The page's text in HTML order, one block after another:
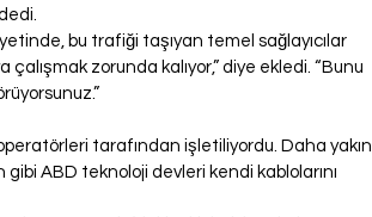
bu trafiği taşıyan temel sağlayıcılar
zorunda kalıyor,” diye ekledi. “Bunu
tarafından işletiliyordu. Daha yakın
ABD teknoloji devleri kendi kablolarını